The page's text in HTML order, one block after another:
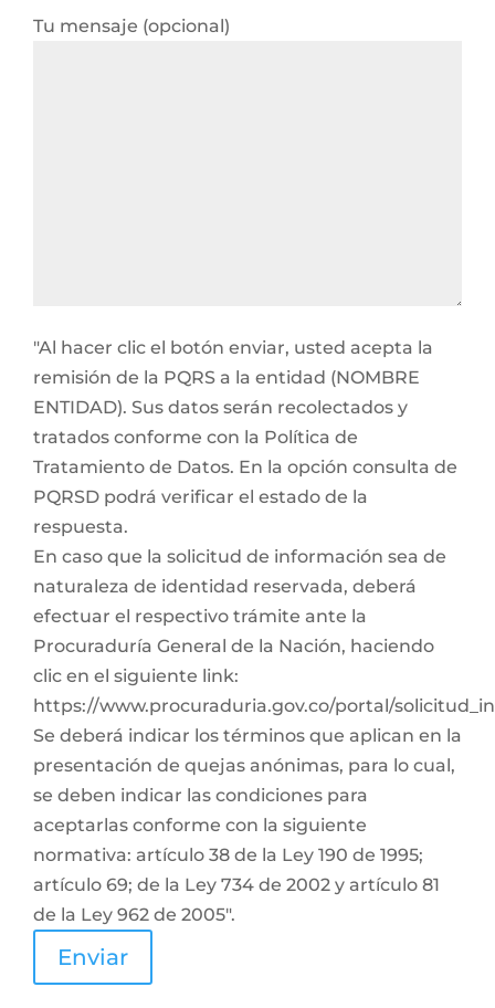
Tu mensaje (opcional)
"Al hacer clic el botón enviar, usted acepta la
remisión de la PQRS a la entidad (NOMBRE
ENTIDAD). Sus datos serán recolectados y
tratados conforme con la Política de
Tratamiento de Datos. En la opción consulta de
PQRSD podrá verificar el estado de la
respuesta.
En caso que la solicitud de información sea de
naturaleza de identidad reservada, deberá
efectuar el respectivo trámite ante la
Procuraduría General de la Nación, haciendo
clic en el siguiente link:
https://www.procuraduria.gov.co/portal/
Se deberá indicar los términos que aplican en la
presentación de quejas anónimas, para lo cual,
se deben indicar las condiciones para
aceptarlas conforme con la siguiente
normativa: artículo 38 de la Ley 190 de 1995;
artículo 69; de la Ley 734 de 2002 y artículo 81
de la Ley 962 de 2005".
Enviar